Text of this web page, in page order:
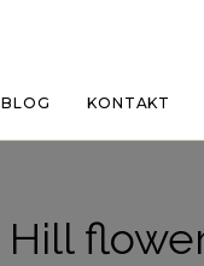
BLOG KONTAKT
Hill